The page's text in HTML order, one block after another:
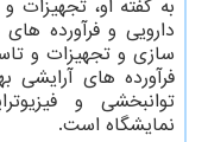
فرآورده های آرایشی
توانبخشی و
نمایشگاه است.